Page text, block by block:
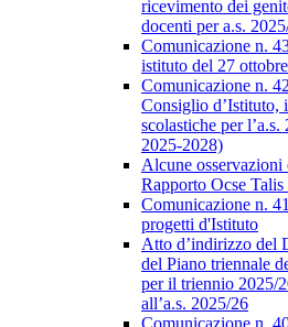
ricevimento dei
docenti per a.s.
Comunicazione n.
istituto del 27
Comunicazione n.
Consiglio d’Istituto,
scolastiche per
2025-2028)
Alcune
Rapporto Ocse Talis
Comunicazione n.
progetti d'Istituto
Atto d’indirizzo del
del Piano triennale
per il triennio 2025/
all’a.s. 2025/26